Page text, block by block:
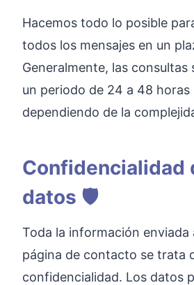
Hacemos todo lo posible
todos los mensajes en un
Generalmente, las consultas
un periodo de 24 a 48 horas
dependiendo de la
Confidencialidad
datos 🛡️
Toda la información enviada
página de contacto se trata
confidencialidad. Los datos